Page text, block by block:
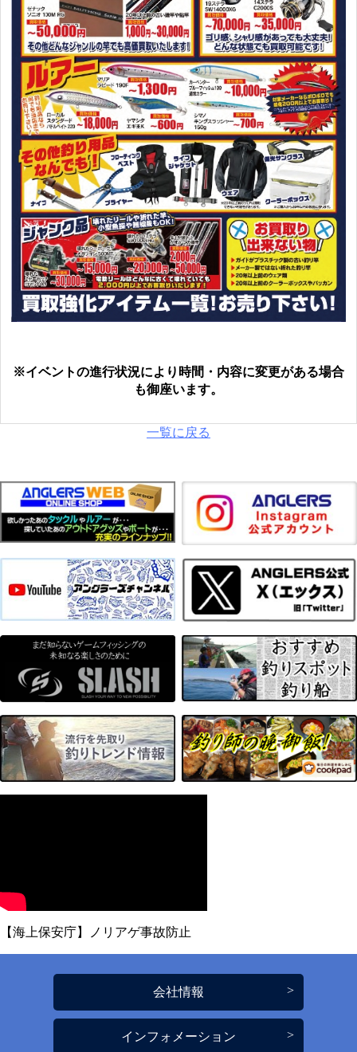
※イベントの進行状況により時間・内容に変更がある場合
も御座います。
一覧に戻る
【海上保安庁】ノリアゲ事故防止
会社情報
インフォメーション